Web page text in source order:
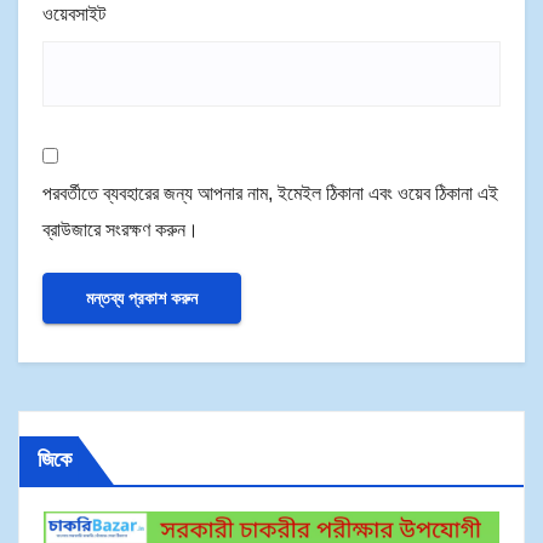
ওয়েবসাইট
পরবর্তীতে ব্যবহারের জন্য আপনার নাম, ইমেইল ঠিকানা এবং ওয়েব ঠিকানা এই
ব্রাউজারে সংরক্ষণ করুন।
জিকে